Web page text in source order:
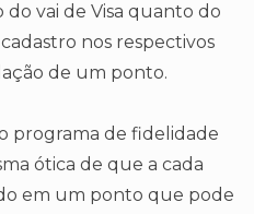
vai de Visa quanto do
nos respectivos
de um ponto.
programa de fidelidade
ótica de que a cada
em um ponto que pode